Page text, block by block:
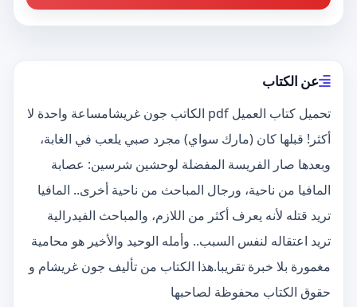
عن الكتاب
تحميل كتاب العميل pdf الكاتب جون غريشامساعة واحدة لا
أكثر! قبلها كان (مارك سواي) مجرد صبي يلعب في الغابة،
وبعدها صار الفريسة المفضلة لوحشين شرسين: عصابة
المافيا من ناحية، ورجال المباحث من ناحية أخرى.. المافيا
تريد قتله لأنه يعرف أكثر من اللازم، والمباحث الفيدرالية
تريد اعتقاله لنفس السبب.. وأمله الوحيد والأخير هو محامية
مغمورة بلا خبرة تقريبا.هذا الكتاب من تأليف جون غريشام و
حقوق الكتاب محفوظة لصاحبها